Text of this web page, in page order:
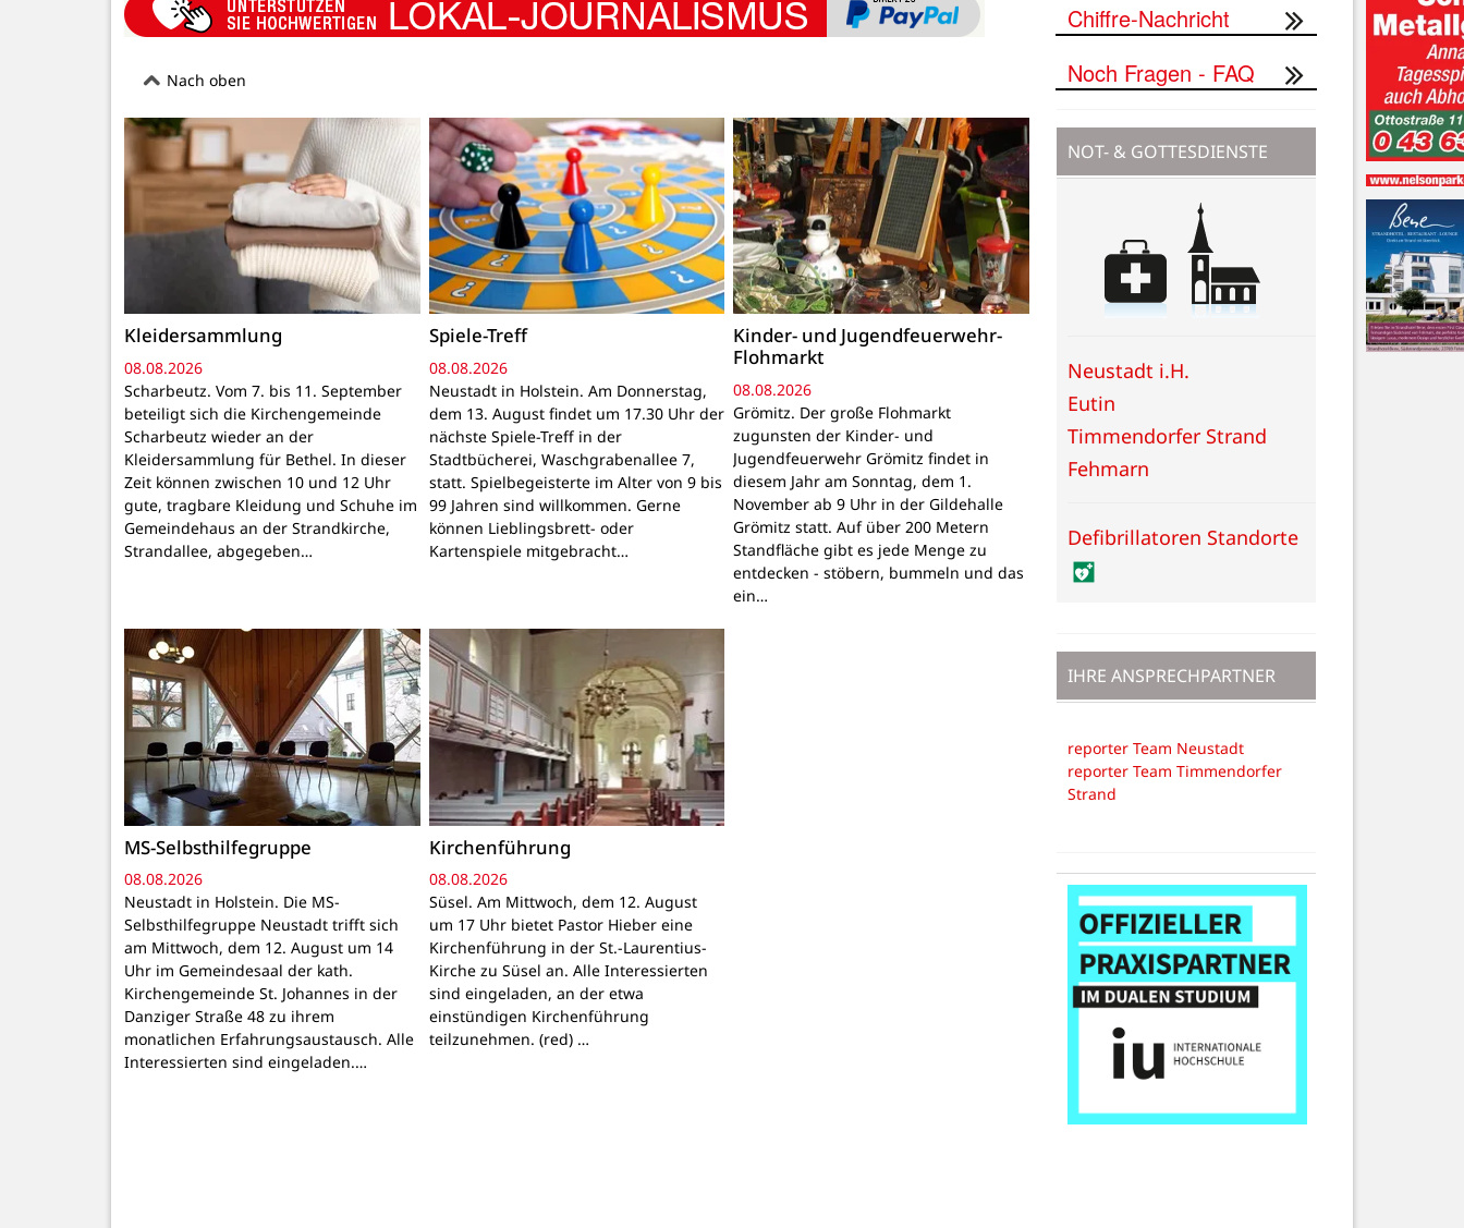
Nach oben
Kleidersammlung
08.08.2026
Scharbeutz. Vom 7. bis 11. September
beteiligt sich die Kirchengemeinde
Scharbeutz wieder an der
Kleidersammlung für Bethel. In dieser
Zeit können zwischen 10 und 12 Uhr
gute, tragbare Kleidung und Schuhe im
Gemeindehaus an der Strandkirche,
Strandallee, abgegeben…
Spiele-Treff
08.08.2026
Neustadt in Holstein. Am Donnerstag,
dem 13. August findet um 17.30 Uhr der
nächste Spiele-Treff in der
Stadtbücherei, Waschgrabenallee 7,
statt. Spielbegeisterte im Alter von 9 bis
99 Jahren sind willkommen. Gerne
können Lieblingsbrett- oder
Kartenspiele mitgebracht…
Kinder- und Jugendfeuerwehr-
Flohmarkt
08.08.2026
Grömitz. Der große Flohmarkt
zugunsten der Kinder- und
Jugendfeuerwehr Grömitz findet in
diesem Jahr am Sonntag, dem 1.
November ab 9 Uhr in der Gildehalle
Grömitz statt. Auf über 200 Metern
Standfläche gibt es jede Menge zu
entdecken - stöbern, bummeln und das
ein…
MS-Selbsthilfegruppe
08.08.2026
Neustadt in Holstein. Die MS-
Selbsthilfegruppe Neustadt trifft sich
am Mittwoch, dem 12. August um 14
Uhr im Gemeindesaal der kath.
Kirchengemeinde St. Johannes in der
Danziger Straße 48 zu ihrem
monatlichen Erfahrungsaustausch. Alle
Interessierten sind eingeladen.…
Kirchenführung
08.08.2026
Süsel. Am Mittwoch, dem 12. August
um 17 Uhr bietet Pastor Hieber eine
Kirchenführung in der St.-Laurentius-
Kirche zu Süsel an. Alle Interessierten
sind eingeladen, an der etwa
einstündigen Kirchenführung
teilzunehmen. (red) …
Chiffre-Nachricht
Noch Fragen - FAQ
NOT- & GOTTESDIENSTE
Neustadt i.H.
Eutin
Timmendorfer Strand
Fehmarn
Defibrillatoren Standorte
IHRE ANSPRECHPARTNER
reporter Team Neustadt
reporter Team Timmendorfer
Strand